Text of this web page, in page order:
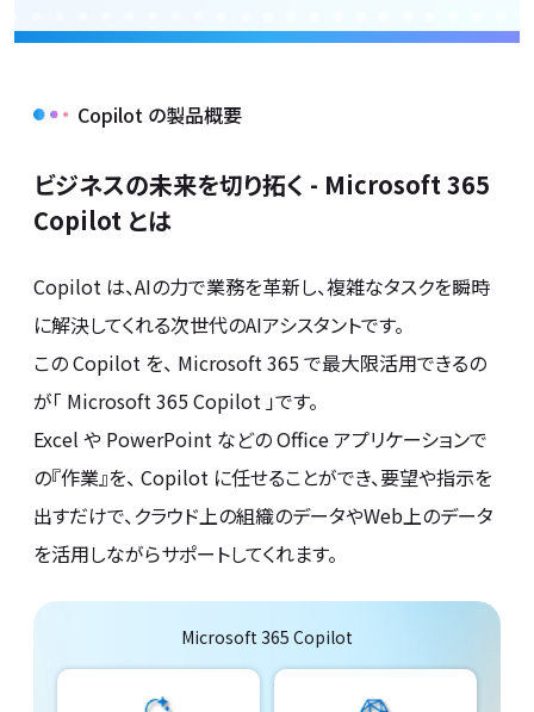
Copilot の製品概要
ビジネスの未来を切り拓く - Microsoft 365
Copilot とは
Copilot は、AIの力で業務を革新し、複雑なタスクを瞬時
に解決してくれる次世代のAIアシスタントです。
この Copilot を、 Microsoft 365 で最大限活用できるの
が「 Microsoft 365 Copilot 」です。
Excel や PowerPoint などの Office アプリケーションで
の『作業』を、 Copilot に任せることができ、要望や指示を
出すだけで、クラウド上の組織のデータやWeb上のデータ
を活用しながらサポートしてくれます。
Microsoft 365 Copilot